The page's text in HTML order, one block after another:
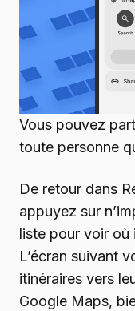
Vous pouvez
toute personne
De retour dans
appuyez sur
liste pour voir où
L’écran suivant
itinéraires vers
Google Maps,